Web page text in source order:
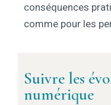
conséquences
comme pour les
Suivre les
numérique